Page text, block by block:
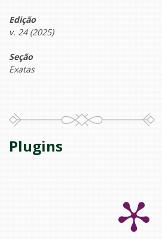
Edição
v. 24 (2025)
Seção
Exatas
Plugins